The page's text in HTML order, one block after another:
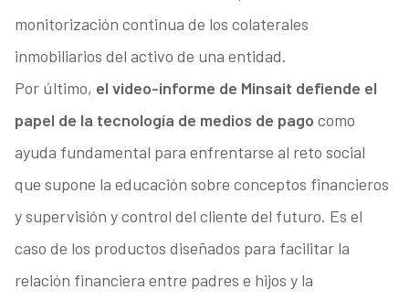
monitorización continua de los colaterales
inmobiliarios del activo de una entidad.
Por último, el video-informe de Minsait defiende el
papel de la tecnología de medios de pago como
ayuda fundamental para enfrentarse al reto social
que supone la educación sobre conceptos financieros
y supervisión y control del cliente del futuro. Es el
caso de los productos diseñados para facilitar la
relación financiera entre padres e hijos y la